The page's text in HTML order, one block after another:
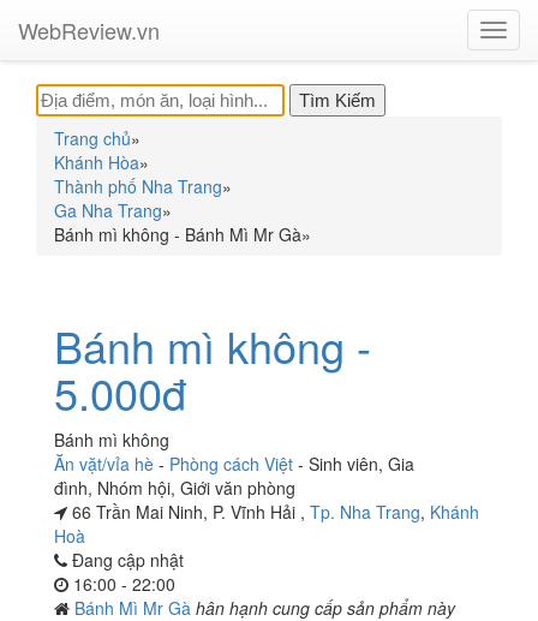
WebReview.vn
Trang chủ»
Khánh Hòa»
Thành phố Nha Trang»
Ga Nha Trang»
Bánh mì không - Bánh Mì Mr Gà»
Bánh mì không -
5.000đ
Bánh mì không
Ăn vặt/vỉa hè - Phòng cách Việt - Sinh viên, Gia
đình, Nhóm hội, Giới văn phòng
66 Trần Mai Ninh, P. Vĩnh Hải , Tp. Nha Trang, Khánh
Hoà
Đang cập nhật
16:00 - 22:00
Bánh Mì Mr Gà hân hạnh cung cấp sản phẩm này